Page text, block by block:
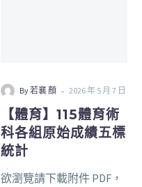
By 若襄 顏 - 2026 年 5 月 7 日
【體育】115體育術
科各組原始成績五標
統計
欲瀏覽請下載附件 PDF，